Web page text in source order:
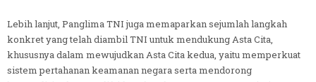
Lebih lanjut, Panglima TNI juga memaparkan sejumlah langkah
konkret yang telah diambil TNI untuk mendukung Asta Cita,
khususnya dalam mewujudkan Asta Cita kedua, yaitu memperkuat
sistem pertahanan keamanan negara serta mendorong